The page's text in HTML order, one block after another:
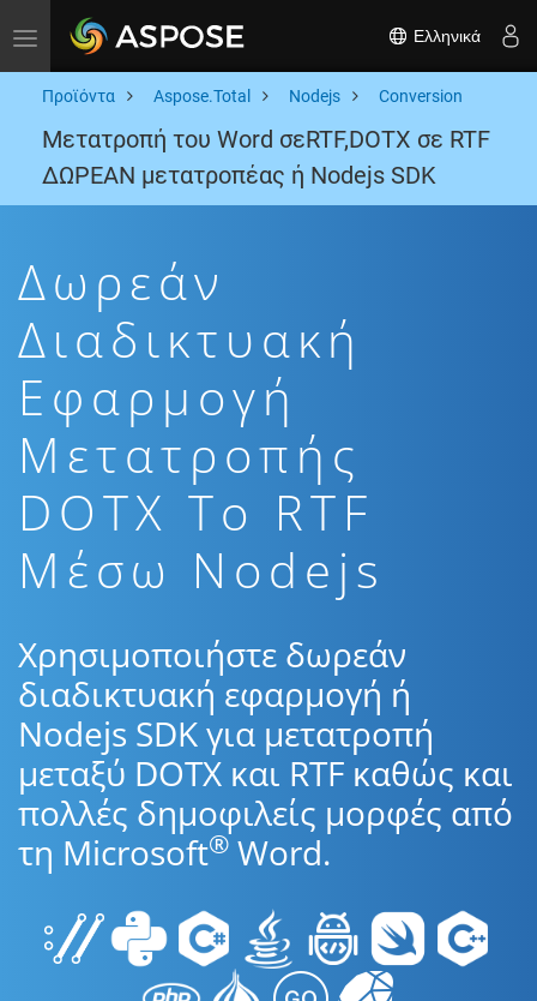
Toggle navigation Ελληνικά
Προϊόντα Aspose.Total Nodejs Conversion
Μετατροπή του Word σεRTF,DOTX σε RTF
ΔΩΡΕΑΝ μετατροπέας ή Nodejs SDK
Δωρεάν
Διαδικτυακή
Εφαρμογή
Μετατροπής
DOTX To RTF
Μέσω Nodejs
Χρησιμοποιήστε δωρεάν
διαδικτυακή εφαρμογή ή
Nodejs SDK για μετατροπή
μεταξύ DOTX και RTF καθώς και
πολλές δημοφιλείς μορφές από
τη Microsoft® Word.